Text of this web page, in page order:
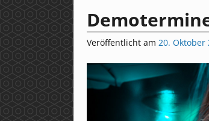
Veröffentlicht am 20. Oktober